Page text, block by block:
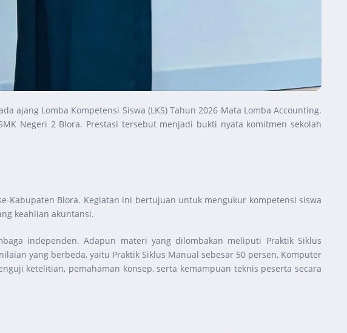
ajang Lomba Kompetensi Siswa (LKS) Tahun 2026 Mata Lomba Accounting.
Negeri 2 Blora. Prestasi tersebut menjadi bukti nyata komitmen sekolah
Kabupaten Blora. Kegiatan ini bertujuan untuk mengukur kompetensi siswa
keahlian akuntansi.
independen. Adapun materi yang dilombakan meliputi Praktik Siklus
yang berbeda, yaitu Praktik Siklus Manual sebesar 50 persen, Komputer
ketelitian, pemahaman konsep, serta kemampuan teknis peserta secara